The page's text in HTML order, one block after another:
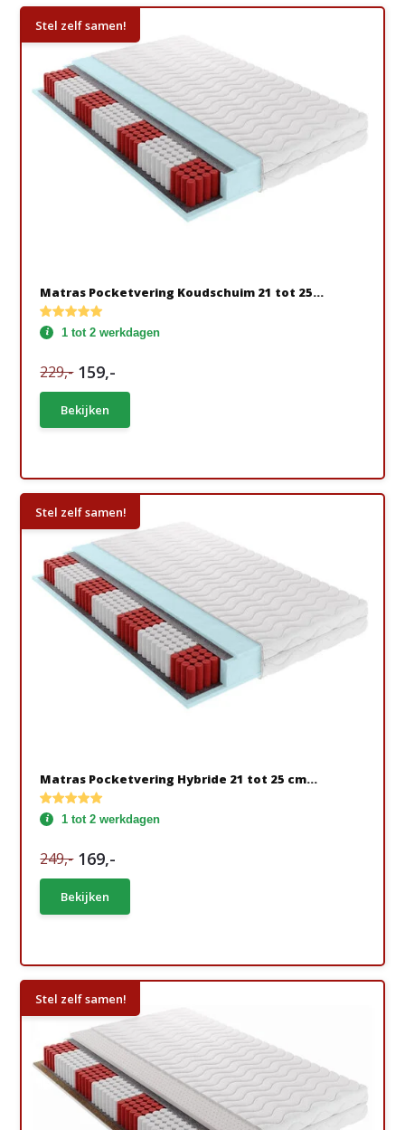
Stel zelf samen!
Matras Pocketvering Koudschuim 21 tot 25...
1 tot 2 werkdagen
229,- 159,-
Bekijken
Stel zelf samen!
Matras Pocketvering Hybride 21 tot 25 cm...
1 tot 2 werkdagen
249,- 169,-
Bekijken
Stel zelf samen!